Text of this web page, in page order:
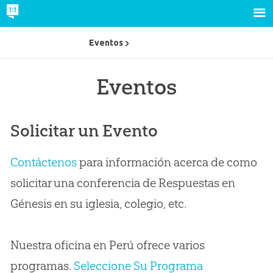
Eventos
Solicitar un Evento
Contáctenospara información acerca de como
solicitar una conferencia de Respuestas en
Génesis en su iglesia, colegio, etc.
Nuestra oficina en Perú ofrece varios
programas. Seleccione Su Programa
Eventos